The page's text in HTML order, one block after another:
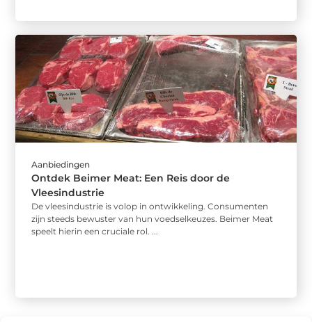
Aanbiedingen
Ontdek Beimer Meat: Een Reis door de
Vleesindustrie
De vleesindustrie is volop in ontwikkeling. Consumenten
zijn steeds bewuster van hun voedselkeuzes. Beimer Meat
speelt hierin een cruciale rol. ...